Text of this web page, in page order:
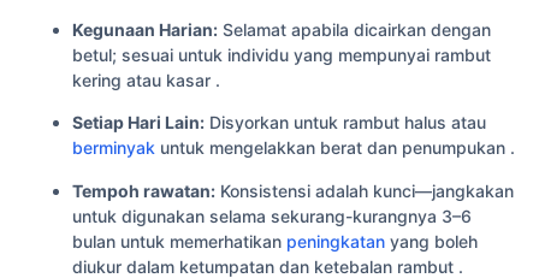
Kegunaan Harian: Selamat apabila dicairkan dengan
betul; sesuai untuk individu yang mempunyai rambut
kering atau kasar .
Setiap Hari Lain: Disyorkan untuk rambut halus atau
berminyak untuk mengelakkan berat dan penumpukan .
Tempoh rawatan: Konsistensi adalah kunci—jangkakan
untuk digunakan selama sekurang-kurangnya 3–6
bulan untuk memerhatikan peningkatan yang boleh
diukur dalam ketumpatan dan ketebalan rambut .